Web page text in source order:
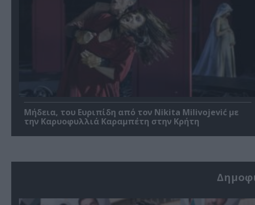
Μήδεια, του Ευριπίδη από τον Nikita Milivojević με
την Καρυοφυλλιά Καραμπέτη στην Κρήτη